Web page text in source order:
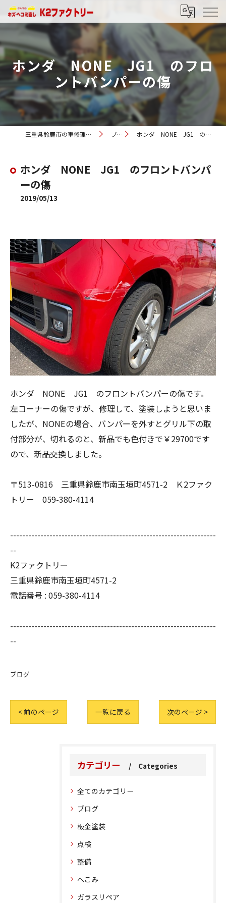
ホンダ NONE JG1 のフロ
ントバンパーの傷
三重県鈴鹿市の車修理ならK2ファクトリー ブログ ホンダ NONE JG1 のフロントバンパーの傷
ホンダ NONE JG1 のフロントバンパ
ーの傷
2019/05/13
ホンダ NONE JG1 のフロントバンパーの傷です。
左コーナーの傷ですが、修理して、塗装しようと思いま
したが、NONEの場合、バンパーを外すとグリル下の取
付部分が、切れるのと、新品でも色付きで￥29700です
ので、新品交換しました。
〒513-0816 三重県鈴鹿市南玉垣町4571-2 Ｋ2ファク
トリー 059-380-4114
--------------------------------------------------------------------
--
K2ファクトリー
三重県鈴鹿市南玉垣町4571-2
電話番号 : 059-380-4114
--------------------------------------------------------------------
--
ブログ
< 前のページ 一覧に戻る 次のページ >
カテゴリー Categories
全てのカテゴリー
ブログ
板金塗装
点検
整備
へこみ
ガラスリペア